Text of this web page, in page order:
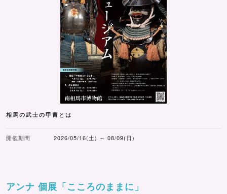
相馬の武士の甲冑とは
開催期間 2026/05/16(土) ～ 08/09(日)
アンナ 個展「こころのままに」